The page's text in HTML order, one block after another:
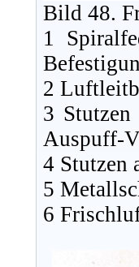
Bild 48.
1
2
3
Auspuff-
4 Stutzen
5
6